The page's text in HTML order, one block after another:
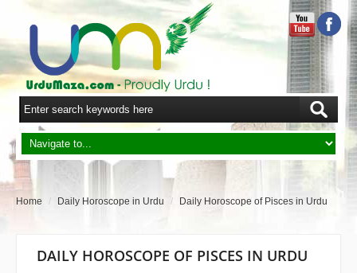
Home / Daily Horoscope in Urdu / Daily Horoscope of Pisces in Urdu
DAILY HOROSCOPE OF PISCES IN URDU